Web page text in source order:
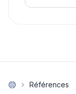
Références